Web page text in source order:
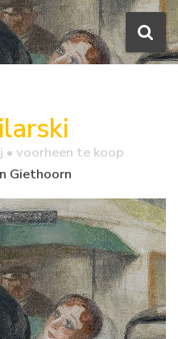
• voorheen te koop
Giethoorn